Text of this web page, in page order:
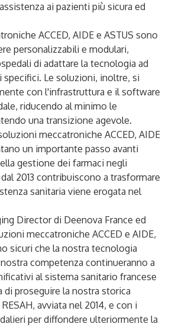
ai pazienti più sicura ed
ACCED, AIDE e ASTUS sono
personalizzabili e modulari,
di adattare la tecnologia ad
specifici. Le soluzioni, inoltre, si
con l'infrastruttura e il software
riducendo al minimo le
una transizione agevole.
meccatroniche ACCED, AIDE
un importante passo avanti
gestione dei farmaci negli
2013 contribuiscono a trasformare
sanitaria viene erogata nel
Director di Deenova France ed
meccatroniche ACCED e AIDE,
sicuri che la nostra tecnologia
nostra competenza continueranno a
al sistema sanitario francese
di proseguire la nostra storica
RESAH, avviata nel 2014, e con i
per diffondere ulteriormente la